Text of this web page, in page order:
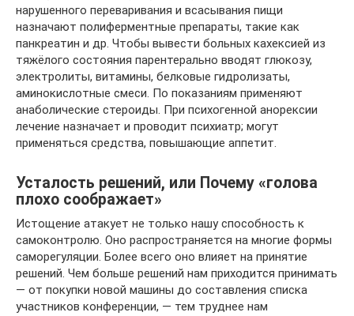
нарушенного переваривания и всасывания пищи
назначают полиферментные препараты, такие как
панкреатин и др. Чтобы вывести больных кахексией из
тяжёлого состояния парентерально вводят глюкозу,
электролиты, витамины, белковые гидролизаты,
аминокислотные смеси. По показаниям применяют
анаболические стероиды. При психогенной анорексии
лечение назначает и проводит психиатр; могут
применяться средства, повышающие аппетит.
Усталость решений, или Почему «голова
плохо соображает»
Истощение атакует не только нашу способность к
самоконтролю. Оно распространяется на многие формы
саморегуляции. Более всего оно влияет на принятие
решений. Чем больше решений нам приходится принимать
— от покупки новой машины до составления списка
участников конференции, — тем труднее нам